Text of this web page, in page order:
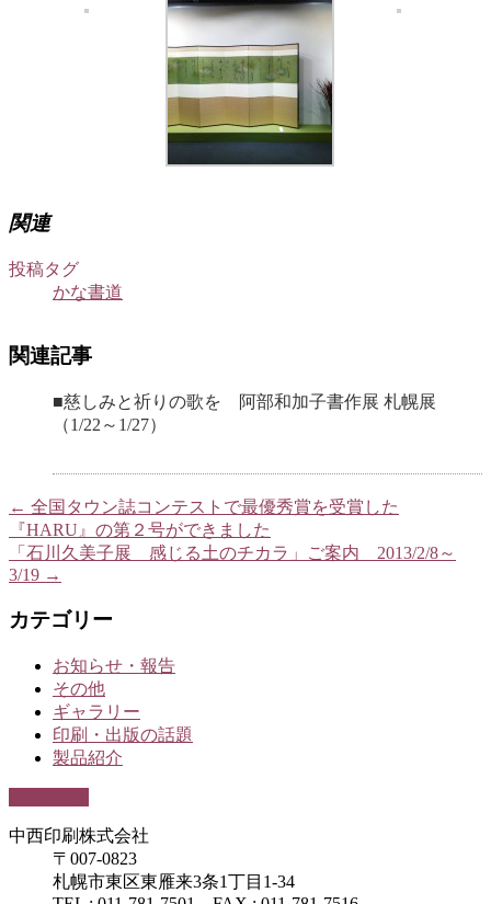
関連
投稿タグ
かな書道
関連記事
■慈しみと祈りの歌を 阿部和加子書作展 札幌展
（1/22～1/27）
← 全国タウン誌コンテストで最優秀賞を受賞した
『HARU』の第２号ができました
「石川久美子展 感じる土のチカラ」ご案内 2013/2/8～
3/19 →
カテゴリー
お知らせ・報告
その他
ギャラリー
印刷・出版の話題
製品紹介
中西印刷株式会社
〒007-0823
札幌市東区東雁来3条1丁目1-34